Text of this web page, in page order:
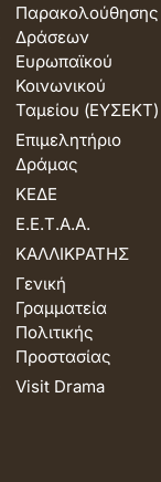
Παρακολούθησης
Δράσεων
Ευρωπαϊκού
Κοινωνικού
Ταμείου (ΕΥΣΕΚΤ)
Επιμελητήριο
Δράμας
ΚΕΔΕ
Ε.Ε.Τ.Α.Α.
ΚΑΛΛΙΚΡΑΤΗΣ
Γενική
Γραμματεία
Πολιτικής
Προστασίας
Visit Drama